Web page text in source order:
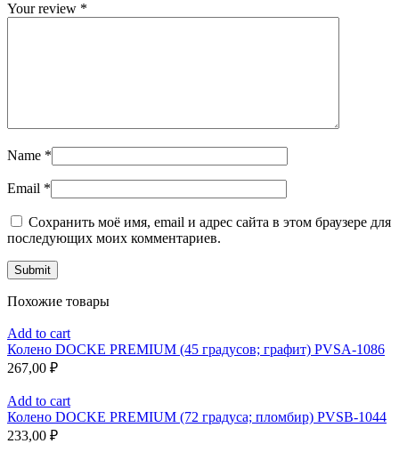
Your review *
Name *
Email *
Сохранить моё имя, email и адрес сайта в этом браузере для
последующих моих комментариев.
Похожие товары
Add to cart
Колено DOCKE PREMIUM (45 градусов; графит) PVSA-1086
267,00 ₽
Add to cart
Колено DOCKE PREMIUM (72 градуса; пломбир) PVSB-1044
233,00 ₽